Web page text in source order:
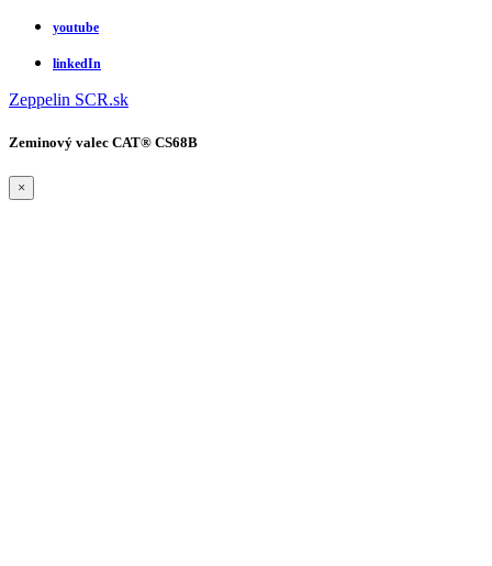
youtube
linkedIn
Zeppelin SCR.sk
Zeminový valec CAT® CS68B
×